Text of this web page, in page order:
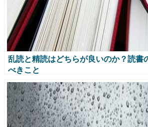
乱読と精読はどちらが良いのか？読書
べきこと